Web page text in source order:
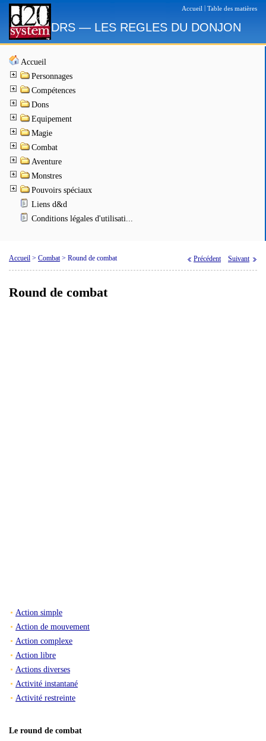
Accueil Table des matières
DRS — LES REGLES DU DONJON
Accueil
Personnages
Compétences
Dons
Equipement
Magie
Combat
Aventure
Monstres
Pouvoirs spéciaux
Liens d&d
Conditions légales d'utilisati...
Accueil > Combat > Round de combat Précédent Suivant
Round de combat
Action simple
Action de mouvement
Action complexe
Action libre
Actions diverses
Activité instantané
Activité restreinte
Le round de combat